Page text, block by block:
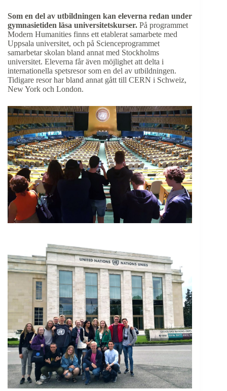
Som en del av utbildningen kan eleverna redan under
gymnasietiden läsa universitetskurser. På programmet
Modern Humanities finns ett etablerat samarbete med
Uppsala universitet, och på Scienceprogrammet
samarbetar skolan bland annat med Stockholms
universitet. Eleverna får även möjlighet att delta i
internationella spetsresor som en del av utbildningen.
Tidigare resor har bland annat gått till CERN i Schweiz,
New York och London.